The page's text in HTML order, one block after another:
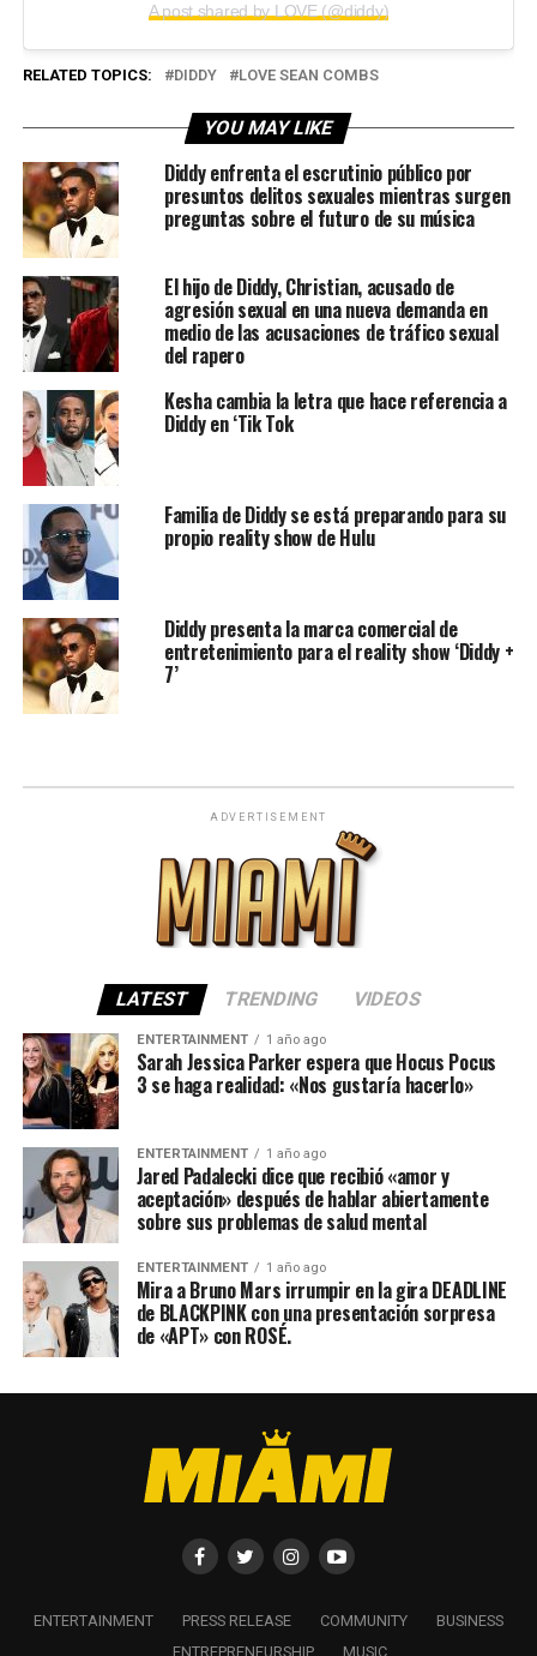
A post shared by LOVE (@diddy)
RELATED TOPICS: DIDDY LOVE SEAN COMBS
YOU MAY LIKE
Diddy enfrenta el escrutinio público por
presuntos delitos sexuales mientras surgen
preguntas sobre el futuro de su música
El hijo de Diddy, Christian, acusado de
agresión sexual en una nueva demanda en
medio de las acusaciones de tráfico sexual
del rapero
Kesha cambia la letra que hace referencia a
Diddy en ‘Tik Tok
Familia de Diddy se está preparando para su
propio reality show de Hulu
Diddy presenta la marca comercial de
entretenimiento para el reality show ‘Diddy +
7’
ADVERTISEMENT
LATEST TRENDING VIDEOS
ENTERTAINMENT 1 año ago
Sarah Jessica Parker espera que Hocus Pocus
3 se haga realidad: «Nos gustaría hacerlo»
ENTERTAINMENT 1 año ago
Jared Padalecki dice que recibió «amor y
aceptación» después de hablar abiertamente
sobre sus problemas de salud mental
ENTERTAINMENT 1 año ago
Mira a Bruno Mars irrumpir en la gira DEADLINE
de BLACKPINK con una presentación sorpresa
de «APT» con ROSÉ.
ENTERTAINMENT PRESS RELEASE COMMUNITY
BUSINESS
ENTREPRENEURSHIP
MUSIC